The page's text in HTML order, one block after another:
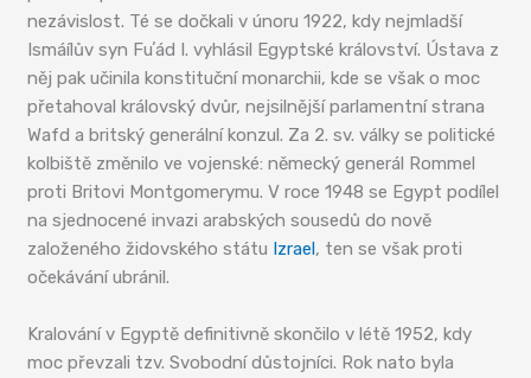
nezávislost. Té se dočkali v únoru 1922, kdy nejmladší
Ismáílův syn Fuʼád I. vyhlásil Egyptské království. Ústava z
něj pak učinila konstituční monarchii, kde se však o moc
přetahoval královský dvůr, nejsilnější parlamentní strana
Wafd a britský generální konzul. Za 2. sv. války se politické
kolbiště změnilo ve vojenské: německý generál Rommel
proti Britovi Montgomerymu. V roce 1948 se Egypt podílel
na sjednocené invazi arabských sousedů do nově
založeného židovského státu Izrael, ten se však proti
očekávání ubránil.
Kralování v Egyptě definitivně skončilo v létě 1952, kdy
moc převzali tzv. Svobodní důstojníci. Rok nato byla